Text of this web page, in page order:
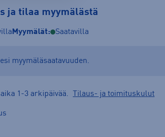
ja tilaa myymälästä
Myymälät: Saatavilla
myymäläsaatavuuden.
1-3 arkipäivää. Tilaus- ja toimituskulut